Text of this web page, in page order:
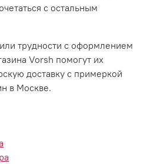
с остальным
трудности с оформлением
Vorsh помогут их
доставку с примеркой
в Москве.